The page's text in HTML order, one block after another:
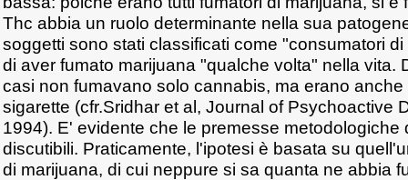
Thc abbia un ruolo determinante nella sua
soggetti sono stati classificati come "consumatori
di aver fumato marijuana "qualche volta" nella vita.
casi non fumavano solo cannabis, ma erano anche
sigarette (cfr.Sridhar et al, Journal of Psychoactive
1994). E' evidente che le premesse metodologiche
discutibili. Praticamente, l'ipotesi è basata su
di marijuana, di cui neppure si sa quanta ne abbia